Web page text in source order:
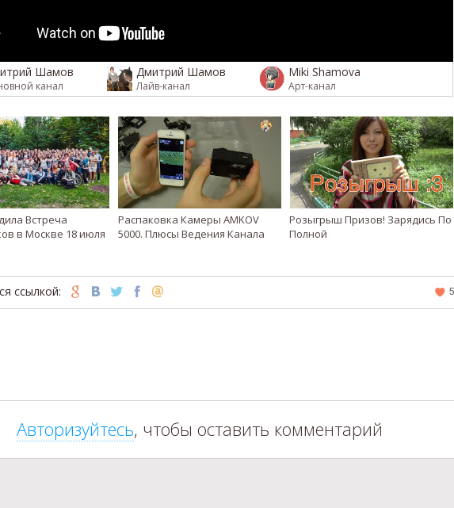
Шамов
канал
Дмитрий Шамов
Лайв-канал
Miki Shamova
Арт-канал
Встреча
в Москве 18 июля
Распаковка Камеры AMKOV
5000. Плюсы Ведения Канала
Розыгрыш Призов! Зарядись По
Полной
ссылкой: 5
Авторизуйтесь, чтобы оставить комментарий